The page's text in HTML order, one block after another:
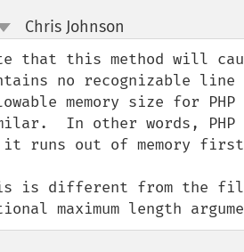
down
Chris Johnson
that this method will
no recognizable
memory size for
In other words,
runs out of memory
is different from the
maximum length